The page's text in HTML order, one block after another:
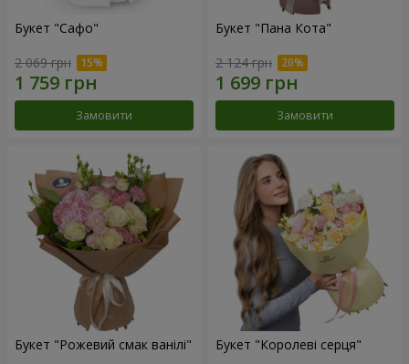
Букет "Сафо"
2 069 грн
Замовити
Букет "Пана Кота"
2 124 грн
Замовити
Букет "Рожевий смак ванілі" Букет "Королеві серця"